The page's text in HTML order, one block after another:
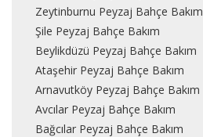
Zeytinburnu Peyzaj Bahçe Bakım
Şile Peyzaj Bahçe Bakım
Beylikdüzü Peyzaj Bahçe Bakım
Ataşehir Peyzaj Bahçe Bakım
Arnavutköy Peyzaj Bahçe Bakım
Avcılar Peyzaj Bahçe Bakım
Bağcılar Peyzaj Bahçe Bakım